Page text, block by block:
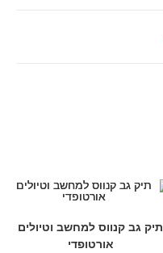
תיק גב קנווס למחשב וטיולים
אורטופדי